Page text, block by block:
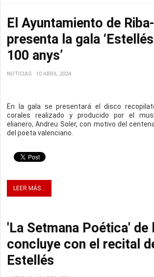
El Ayuntamiento de
presenta la gala
100 anys’
NOTICIAS 10 ABRIL 2024
En la gala se presentará el disco
corales realizado y producido por el
elianero, Andreu Soler, con motivo del
del poeta valenciano.
LEER MÁS...
'La Setmana Poética' de
concluye con el recital
Estellés